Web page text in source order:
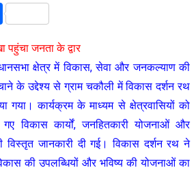
Share
पहुंचा जनता के द्वार
क्षेत्र में विकास, सेवा और जनकल्याण की
के उद्देश्य से ग्राम चकौली में विकास दर्शन रथ
गया। कार्यक्रम के माध्यम से क्षेत्रवासियों को
गए विकास कार्यों, जनहितकारी योजनाओं और
विस्तृत जानकारी दी गई। विकास दर्शन रथ ने
की उपलब्धियों और भविष्य की योजनाओं का